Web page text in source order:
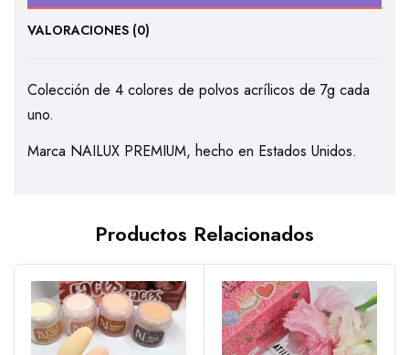
VALORACIONES (0)
Colección de 4 colores de polvos acrílicos de 7g cada
uno.
Marca NAILUX PREMIUM, hecho en Estados Unidos.
Productos Relacionados